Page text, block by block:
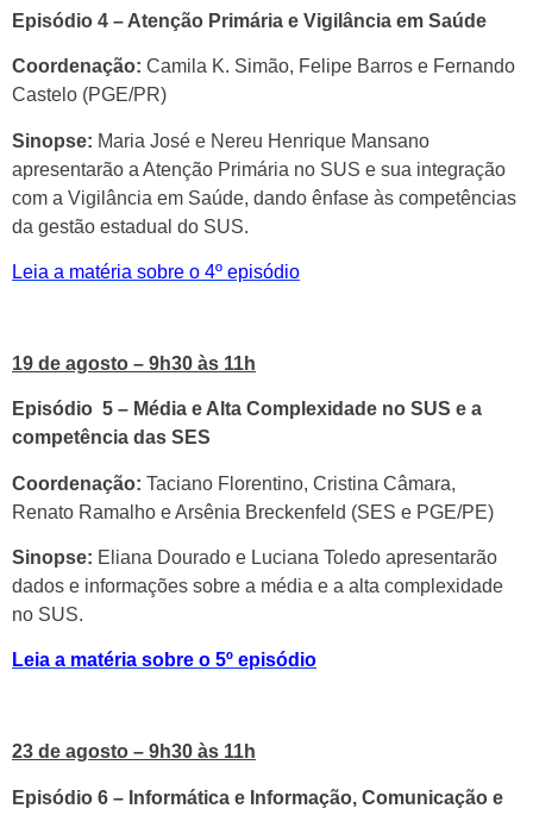
Episódio 4 – Atenção Primária e Vigilância em Saúde
Coordenação: Camila K. Simão, Felipe Barros e Fernando
Castelo (PGE/PR)
Sinopse: Maria José e Nereu Henrique Mansano
apresentarão a Atenção Primária no SUS e sua integração
com a Vigilância em Saúde, dando ênfase às competências
da gestão estadual do SUS.
Leia a matéria sobre o 4º episódio
19 de agosto – 9h30 às 11h
Episódio 5 – Média e Alta Complexidade no SUS e a
competência das SES
Coordenação: Taciano Florentino, Cristina Câmara,
Renato Ramalho e Arsênia Breckenfeld (SES e PGE/PE)
Sinopse: Eliana Dourado e Luciana Toledo apresentarão
dados e informações sobre a média e a alta complexidade
no SUS.
Leia a matéria sobre o 5º episódio
23 de agosto – 9h30 às 11h
Episódio 6 – Informática e Informação, Comunicação e